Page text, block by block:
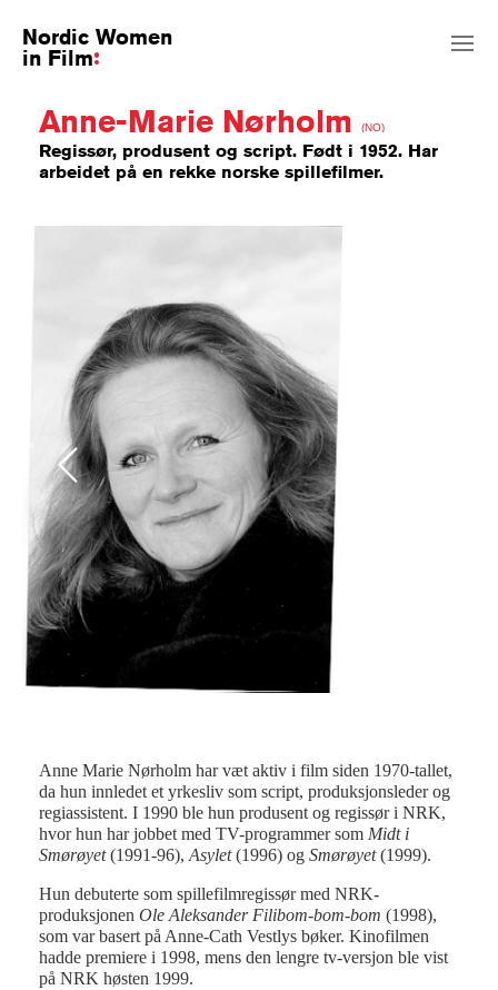
Nordic Women
in Film
Anne-Marie Nørholm (NO)
Regissør, produsent og script. Født i 1952. Har
arbeidet på en rekke norske spillefilmer.
Previous
Anne Marie Nørholm har væt aktiv i film siden 1970-tallet,
da hun innledet et yrkesliv som script, produksjonsleder og
regiassistent. I 1990 ble hun produsent og regissør i NRK,
hvor hun har jobbet med TV-programmer som Midt i
Smørøyet(1991-96), Asylet(1996) og Smørøyet(1999).
Hun debuterte som spillefilmregissør med NRK-
produksjonen Ole Aleksander Filibom-bom-bom (1998),
som var basert på Anne-Cath Vestlys bøker. Kinofilmen
hadde premiere i 1998, mens den lengre tv-versjon ble vist
på NRK høsten 1999.